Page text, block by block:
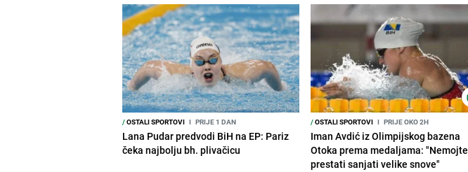
/OSTALI SPORTOVI I PRIJE 1 DAN
Lana Pudar predvodi BiH na EP: Pariz
čeka najbolju bh. plivačicu
/OSTALI SPORTOVI I PRIJE OKO 2H
Iman Avdić iz Olimpijskog bazena
Otoka prema medaljama: "Nemojte
prestati sanjati velike snove"